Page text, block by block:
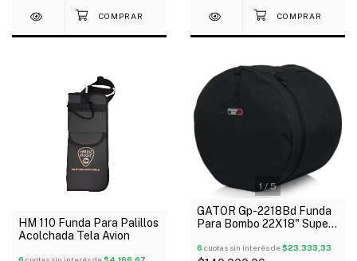
HM 110 Funda Para Palillos
Acolchada Tela Avion
6 cuotas sin interés de$4.166,67
1 /5
GATOR Gp-2218Bd Funda
Para Bombo 22X18" Super
6 cuotas sin interés de$23.333,33